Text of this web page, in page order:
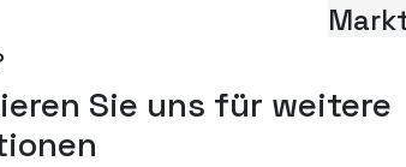
Sie uns für weitere